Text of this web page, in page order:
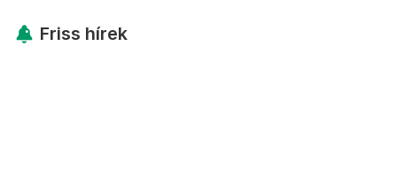
Friss hírek